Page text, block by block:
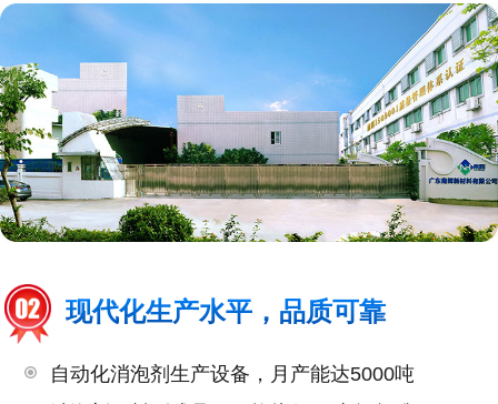
现代化生产水平，品质可靠
自动化消泡剂生产设备，月产能达5000吨